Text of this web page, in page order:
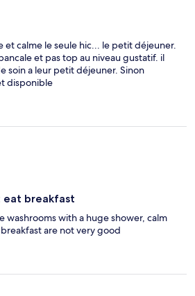
et calme le seule hic... le petit déjeuner.
et pas top au niveau gustatif. il
soin a leur petit déjeuner. Sinon
disponible
eat breakfast
washrooms with a huge shower, calm
are not very good